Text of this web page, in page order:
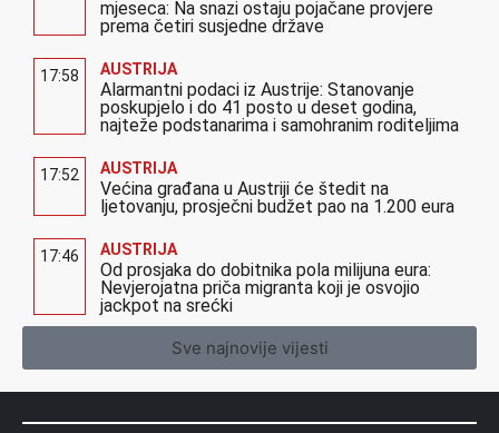
mjeseca: Na snazi ostaju pojačane provjere
prema četiri susjedne države
17:58 AUSTRIJA
Alarmantni podaci iz Austrije: Stanovanje
poskupjelo i do 41 posto u deset godina,
najteže podstanarima i samohranim roditeljima
17:52 AUSTRIJA
Većina građana u Austriji će štedit na
ljetovanju, prosječni budžet pao na 1.200 eura
17:46 AUSTRIJA
Od prosjaka do dobitnika pola milijuna eura:
Nevjerojatna priča migranta koji je osvojio
jackpot na srećki
Sve najnovije vijesti